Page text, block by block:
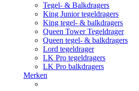
Tegel- & Balkdragers
King Junior tegeldragers
King tegel- & balkdragers
Queen Tower Tegeldrager
Queen tegel- & balkdragers
Lord tegeldrager
LK Pro tegeldragers
LK Pro balkdragers
Merken